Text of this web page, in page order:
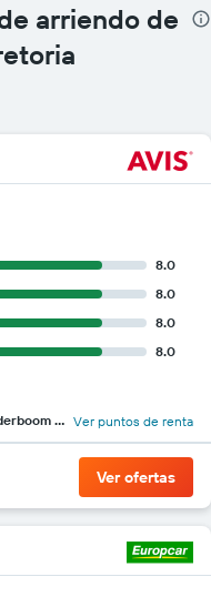
arriendo de
8.0
8.0
8.0
8.0
2 oficinas en Aeropuerto Pretoria Wonderboom Apt. Ver puntos de renta
Ver ofertas